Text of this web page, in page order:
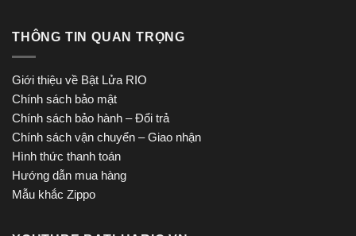
THÔNG TIN QUAN TRỌNG
Giới thiệu về Bật Lửa RIO
Chính sách bảo mật
Chính sách bảo hành – Đổi trả
Chính sách vận chuyển – Giao nhận
Hình thức thanh toán
Hướng dẫn mua hàng
Mẫu khắc Zippo